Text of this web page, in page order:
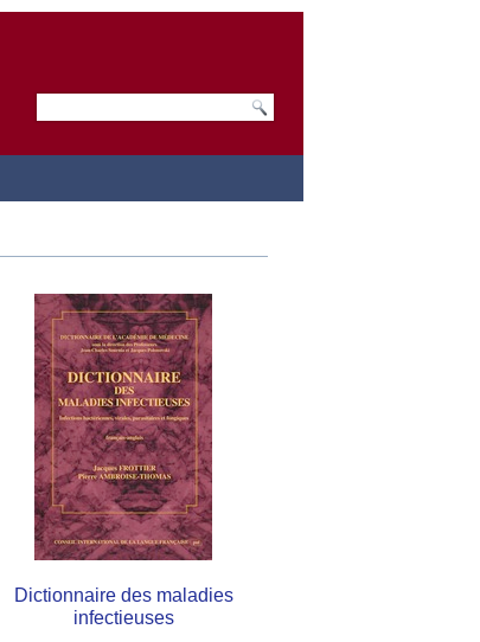
Dictionnaire des maladies
infectieuses